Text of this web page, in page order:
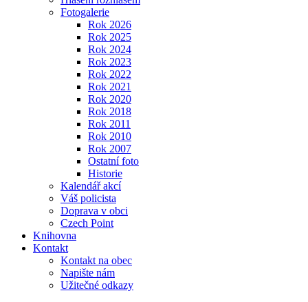
Fotogalerie
Rok 2026
Rok 2025
Rok 2024
Rok 2023
Rok 2022
Rok 2021
Rok 2020
Rok 2018
Rok 2011
Rok 2010
Rok 2007
Ostatní foto
Historie
Kalendář akcí
Váš policista
Doprava v obci
Czech Point
Knihovna
Kontakt
Kontakt na obec
Napište nám
Užitečné odkazy